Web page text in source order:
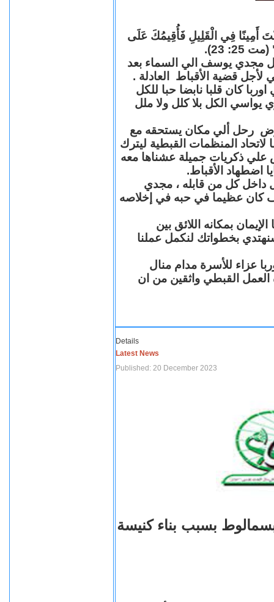
أَمِينًا فِي الْقَلِيلِ فَأُقِيمُكَ عَلَى
23).
مجدي يوسف الي السماء بعد
قضية الأقباط العادلة .
كان قلبا نابضا حبا للكل
يواسي الكل بلا كلل ولا ملل
رحل ألي مكان يستحقه مع
المنظمات القبطية ليترك
علي ذكريات جميلة عشناها معه
اضطهاد الأقباط.
داخل كل من قابله ، مجدي
عظيما في حبه في إخلاصه
بمكانه اللائق بين
بخطواتك لنكمل عملنا
عزاء للأسرة مدام منال
العمل القبطي واثقين من ان
Details
Latest News
Published: 20 December 2023
بسبب بناء كنيسة